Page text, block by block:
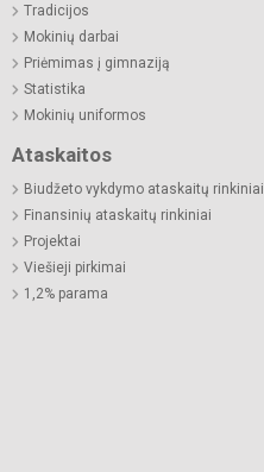
Tradicijos
Mokinių darbai
Priėmimas į gimnaziją
Statistika
Mokinių uniformos
Ataskaitos
Biudžeto vykdymo ataskaitų rinkiniai
Finansinių ataskaitų rinkiniai
Projektai
Viešieji pirkimai
1,2% parama